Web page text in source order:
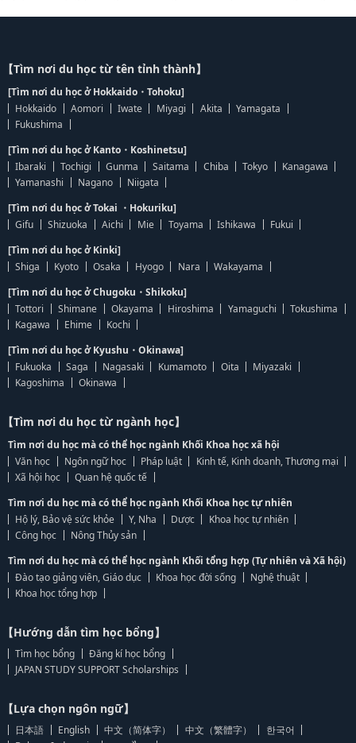
【Tìm nơi du học từ tên tỉnh thành】
[Tìm nơi du học ở Hokkaido・Tohoku]
Hokkaido
Aomori Iwate Miyagi Akita
Yamagata
Fukushima
[Tìm nơi du học ở Kanto・Koshinetsu]
Ibaraki
Tochigi Gunma Saitama Chiba Tokyo
Kanagawa
Yamanashi
Nagano
Niigata
[Tìm nơi du học ở Tokai ・Hokuriku]
Gifu
Shizuoka Aichi Mie Toyama Ishikawa
Fukui
[Tìm nơi du học ở Kinki]
Shiga
Kyoto Osaka Hyogo Nara
Wakayama
[Tìm nơi du học ở Chugoku・Shikoku]
Tottori
Shimane Okayama Hiroshima Yamaguchi
Tokushima
Kagawa
Ehime
Kochi
[Tìm nơi du học ở Kyushu・Okinawa]
Fukuoka
Saga Nagasaki Kumamoto Oita
Miyazaki
Kagoshima
Okinawa
【Tìm nơi du học từ ngành học】
Tìm nơi du học mà có thể học ngành Khối Khoa học xã hội
Văn học
Ngôn ngữ học Pháp luật
Kinh tế, Kinh doanh, Thương mại
Xã hội học
Quan hệ quốc tế
Tìm nơi du học mà có thể học ngành Khối Khoa học tự nhiên
Hộ lý, Bảo vệ sức khỏe
Y, Nha Dược
Khoa học tự nhiên
Công học
Nông Thủy sản
Tìm nơi du học mà có thể học ngành Khối tổng hợp (Tự nhiên và Xã hội)
Đào tạo giảng viên, Giáo dục
Khoa học đời sống
Nghệ thuật
Khoa học tổng hợp
【Hướng dẫn tìm học bổng】
Tìm học bổng
Đăng kí học bổng
JAPAN STUDY SUPPORT Scholarships
【Lựa chọn ngôn ngữ】
日本語 English 中文（简体字） 中文（繁體字）
한국어